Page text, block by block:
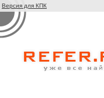
Версия для КПК